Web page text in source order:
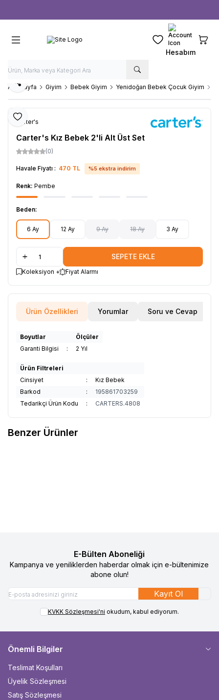
Favorilerim
Hesabım
Ana Sayfa Giyim Bebek Giyim Yenidoğan Bebek Çocuk Giyim
Favoriye Ekle
Paylaş
Carter's
Carter's Kız Bebek 2'li Alt Üst Set
(0)
Havale Fiyatı : 470 TL %5 ekstra indirim
Renk: Pembe
Beden:
6 Ay 12 Ay 9 Ay 18 Ay 3 Ay
SEPETE EKLE
Koleksiyon + Fiyat Alarmı
Ürün Özellikleri Yorumlar Soru ve Cevap
Boyutlar
Ölçüler
Garanti Bilgisi
: 2 Yıl
Ürün Filtreleri
Cinsiyet
:
Kız Bebek
Barkod
:
195861703259
Tedarikçi Ürün Kodu
: CARTERS.4808
Benzer Ürünler
E-Bülten Aboneliği
Kampanya ve yeniliklerden haberdar olmak için e-bültenimize
abone olun!
Kayıt Ol
KVKK Sözleşmesi'ni okudum, kabul ediyorum.
Önemli Bilgiler
Teslimat Koşulları
Üyelik Sözleşmesi
Satış Sözleşmesi